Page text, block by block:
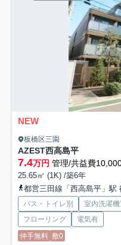
NEW
板橋区三園
AZEST西高島平
7.4万円 管理/共益費
25.65㎡ (1K) /築6年
都営三田線「西高島平」駅
バス・トイレ別 室内洗濯
フローリング
電気有
仲手無料 敷0